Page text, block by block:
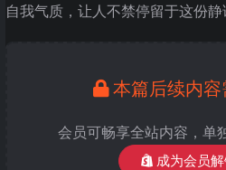
自我气质，让人不禁停留于这份静
本篇后续内
会员可畅享全站内容，单
成为会员